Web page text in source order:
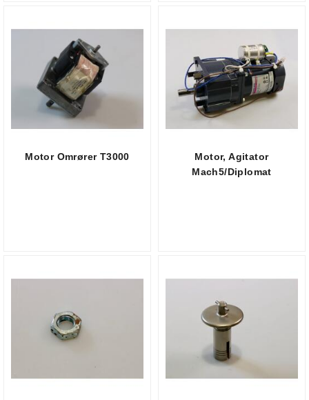
Motor Omrører T3000
Motor, Agitator
Mach5/Diplomat